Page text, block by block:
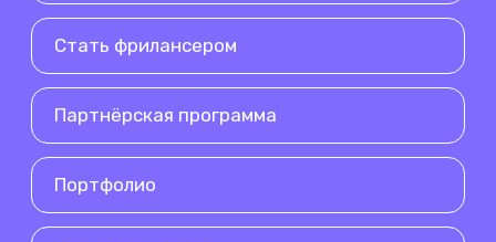
Стать фрилансером
Партнёрская программа
Портфолио